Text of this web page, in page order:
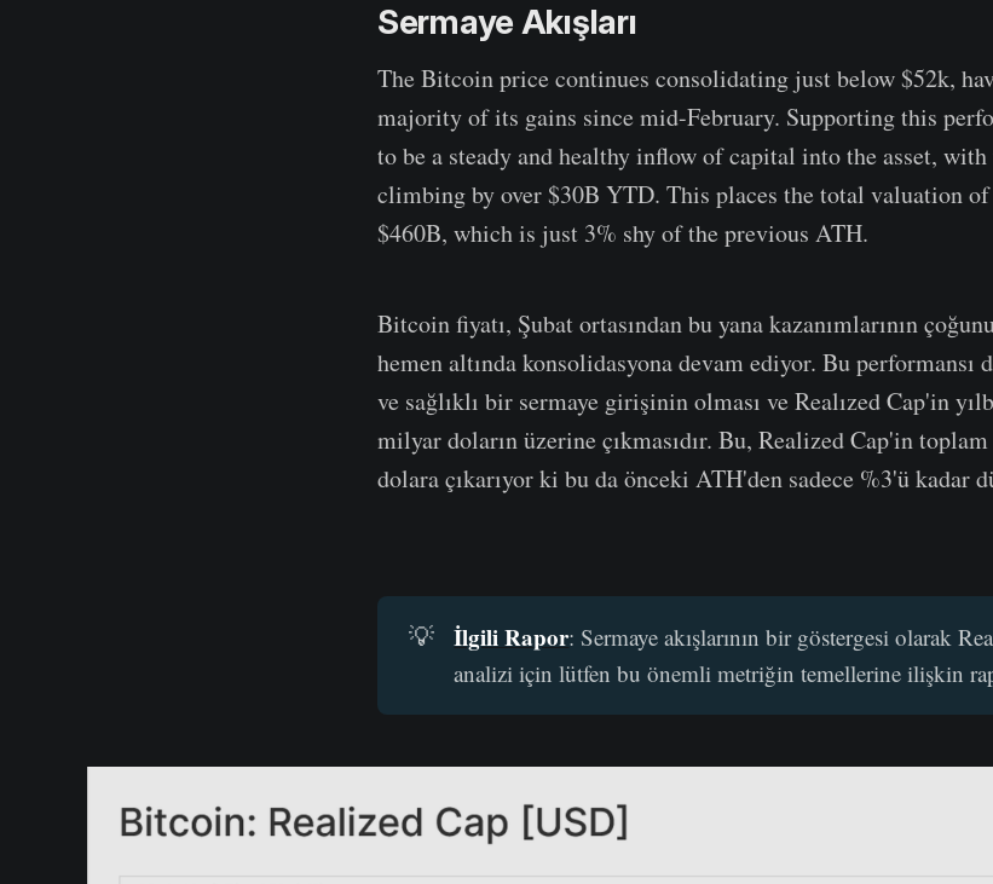
Sermaye Akışları
The Bitcoin price continues consolidating just below $52k,
majority of its gains since mid-February. Supporting this
to be a steady and healthy inflow of capital into the asset,
climbing by over $30B YTD. This places the total valuation
$460B, which is just 3% shy of the previous ATH.
Bitcoin fiyatı, Şubat ortasından bu yana kazanımlarının
hemen altında konsolidasyona devam ediyor. Bu performansı
ve sağlıklı bir sermaye girişinin olması ve Realızed Cap'in
milyar doların üzerine çıkmasıdır. Bu, Realized Cap'in
dolara çıkarıyor ki bu da önceki ATH'den sadece %3'ü kadar
💡 İlgili Rapor: Sermaye akışlarının bir göstergesi olarak
analizi için lütfen bu önemli metriğin temellerine ilişkin